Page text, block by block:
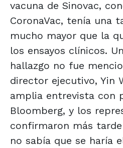
vacuna de Sinovac,
CoronaVac, tenía una
mucho mayor que la
los ensayos clínicos.
hallazgo no fue
director ejecutivo, Yin
amplia entrevista con
Bloomberg, y los
confirmaron más
no sabía que se haría